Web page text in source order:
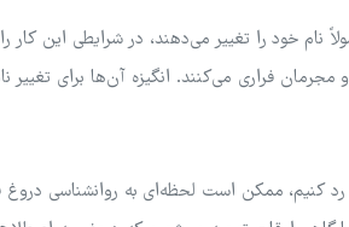
نام خود را تغییر می‌دهند، در شرایطی این
مجرمان فراری می‌کنند. انگیزه آن‌ها برای تغییر
رد کنیم، ممکن است لحظه‌ای به روانشناسی